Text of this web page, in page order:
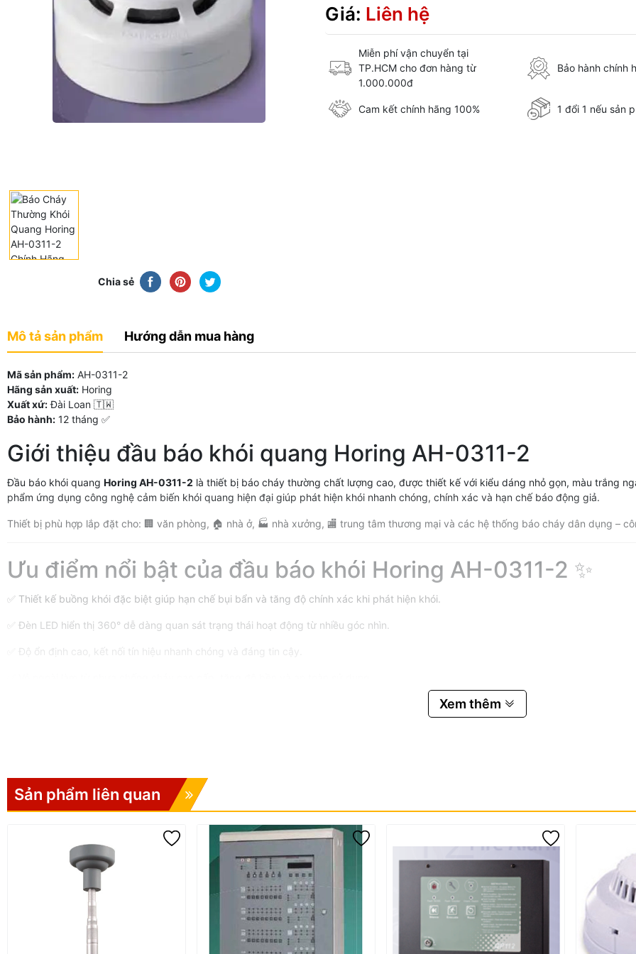
Chia sẻ
Giá: Liên hệ
Miễn phí vận chuyển tại
TP.HCM cho đơn hàng từ
1.000.000đ
Bảo hành chính
Cam kết chính hãng 100% 1 đổi 1 nếu sản
Mô tả sản phẩm Hướng dẫn mua hàng
Mã sản phẩm: AH-0311-2
Hãng sản xuất: Horing
Xuất xứ:Đài Loan 🇹🇼
Bảo hành: 12 tháng ✅
Giới thiệu đầu báo khói quang Horing AH-0311-2
Đầu báo khói quang Horing AH-0311-2 là thiết bị báo cháy thường chất lượng cao, được thiết kế với kiểu dáng nhỏ gọn, màu trắng
phẩm ứng dụng công nghệ cảm biến khói quang hiện đại giúp phát hiện khói nhanh chóng, chính xác và hạn chế báo động giả.
Thiết bị phù hợp lắp đặt cho: 🏢 văn phòng, 🏠 nhà ở, 🏭 nhà xưởng, 🏬 trung tâm thương mại và các hệ thống báo cháy dân dụng –
Ưu điểm nổi bật của đầu báo khói Horing AH-0311-2 ✨
✅ Thiết kế buồng khói đặc biệt giúp hạn chế bụi bẩn và tăng độ chính xác khi phát hiện khói.
✅ Đèn LED hiển thị 360° dễ dàng quan sát trạng thái hoạt động từ nhiều góc nhìn.
✅ Độ ổn định cao, kết nối tín hiệu nhanh chóng và đáng tin cậy.
Thông số kỹ thuật đầu báo khói quang Horing AH-0311-2
Nguồn điện hoạt động:
24VDC
Dòng báo động:
Dòng điện cho phép:
Nhiệt độ hoạt động:
Nhựa chống cháy
Kích thước (DxH):
Trọng lượng:
Xem thêm
Sản phẩm liên quan